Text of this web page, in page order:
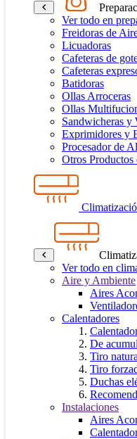
Ver todo en
Freidoras de
Licuadoras
Cafeteras de
Cafeteras
Batidoras
Ollas Arroceras
Ollas
Sandwicheras y
Exprimidores y
Procesador de
Otros Productos
Ver todo en
Aire y Ambiente
Aires
Calentadores
De
Tiro
Tiro
Duchas
Instalaciones
Aires